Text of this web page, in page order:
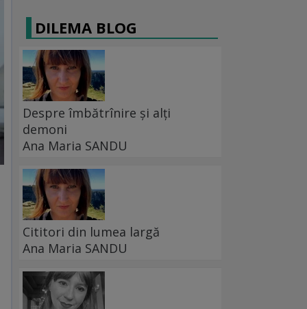
DILEMA BLOG
Despre îmbătrînire și alți
demoni
Ana Maria SANDU
Cititori din lumea largă
Ana Maria SANDU